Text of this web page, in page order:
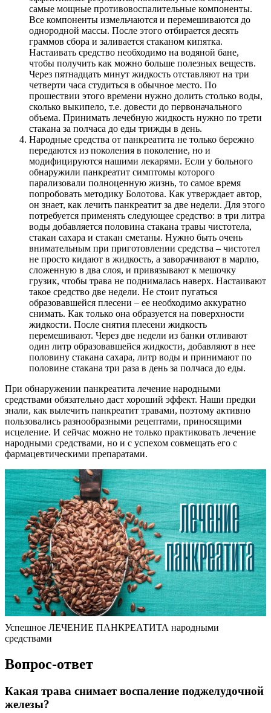
самые мощные противовоспалительные компоненты.
Все компоненты измельчаются и перемешиваются до
однородной массы. После этого отбирается десять
граммов сбора и заливается стаканом кипятка.
Настаивать средство необходимо на водяной бане,
чтобы получить как можно больше полезных веществ.
Через пятнадцать минут жидкость отставляют на три
четверти часа студиться в обычное место. По
прошествии этого времени нужно долить столько воды,
сколько выкипело, т.е. довести до первоначального
объема. Принимать лечебную жидкость нужно по трети
стакана за полчаса до еды трижды в день.
Народные средства от панкреатита не только бережно
передаются из поколения в поколение, но и
модифицируются нашими лекарями. Если у больного
обнаружили панкреатит симптомы которого
парализовали полноценную жизнь, то самое время
попробовать методику Болотова. Как утверждает автор,
он знает, как лечить панкреатит за две недели. Для этого
потребуется применять следующее средство: в три литра
воды добавляется половина стакана травы чистотела,
стакан сахара и стакан сметаны. Нужно быть очень
внимательным при приготовлении средства – чистотел
не просто кидают в жидкость, а заворачивают в марлю,
сложенную в два слоя, и привязывают к мешочку
грузик, чтобы трава не поднималась наверх. Настаивают
такое средство две недели. Не стоит пугаться
образовавшейся плесени – ее необходимо аккуратно
снимать. Как только она образуется на поверхности
жидкости. После снятия плесени жидкость
перемешивают. Через две недели из банки отливают
один литр образовавшейся жидкости, добавляют в нее
половину стакана сахара, литр воды и принимают по
половине стакана три раза в день за полчаса до еды.
При обнаружении панкреатита лечение народными
средствами обязательно даст хороший эффект. Наши предки
знали, как вылечить панкреатит травами, поэтому активно
пользовались разнообразными рецептами, приносящими
исцеление. И сейчас можно не только практиковать лечение
народными средствами, но и с успехом совмещать его с
фармацевтическими препаратами.
Успешное ЛЕЧЕНИЕ ПАНКРЕАТИТА народными
средствами
Вопрос-ответ
Какая трава снимает воспаление поджелудочной
железы?